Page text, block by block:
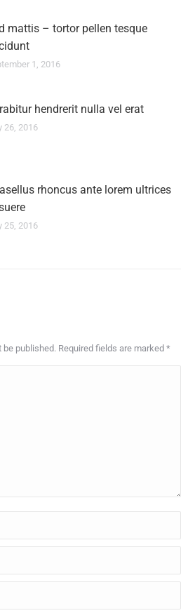
mattis – tortor pellen tesque
1, 2016
hendrerit nulla vel erat
26, 2016
rhoncus ante lorem ultrices
25, 2016
published. Required fields are marked *